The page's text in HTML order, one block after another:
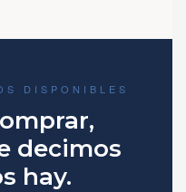
DISPONIBLES
decimos
hay.